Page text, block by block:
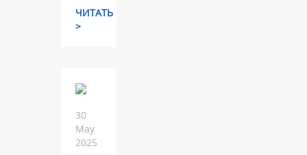
ЧИТАТЬ
>
30
May
2025